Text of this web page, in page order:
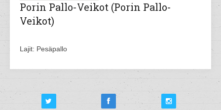
Porin Pallo-Veikot (Porin Pallo-
Veikot)
Lajit: Pesäpallo